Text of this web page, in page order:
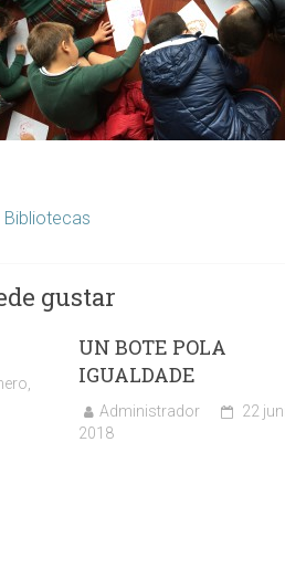
Bibliotecas
gustar
UN BOTE POLA
IGUALDADE
Administrador
22
2018